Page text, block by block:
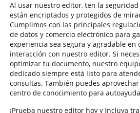
Al usar nuestro editor, ten la
están encriptados y protegidos de
Cumplimos con las principales
de datos y comercio electrónico para
experiencia sea segura y agradable en
interacción con nuestro editor. Si
optimizar tu documento, nuestro
dedicado siempre está listo para
consultas. También puedes
centro de conocimiento para
¡Prueba nuestro editor hoy y Incluya